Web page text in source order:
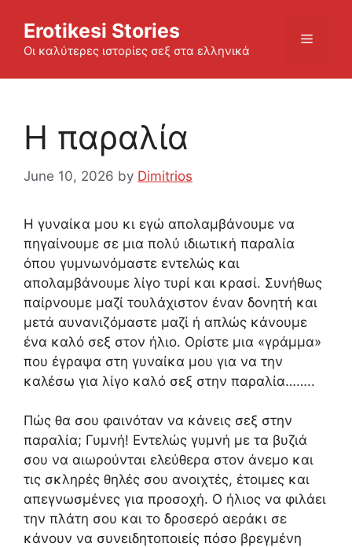
content
Erotikesi Stories
Οι καλύτερες ιστορίες σεξ στα ελληνικά
Menu
Η παραλία
June 10, 2026 by Dimitrios
Η γυναίκα μου κι εγώ απολαμβάνουμε να
πηγαίνουμε σε μια πολύ ιδιωτική παραλία
όπου γυμνωνόμαστε εντελώς και
απολαμβάνουμε λίγο τυρί και κρασί. Συνήθως
παίρνουμε μαζί τουλάχιστον έναν δονητή και
μετά αυνανιζόμαστε μαζί ή απλώς κάνουμε
ένα καλό σεξ στον ήλιο. Ορίστε μια «γράμμα»
που έγραψα στη γυναίκα μου για να την
καλέσω για λίγο καλό σεξ στην παραλία……..
Πώς θα σου φαινόταν να κάνεις σεξ στην
παραλία; Γυμνή! Εντελώς γυμνή με τα βυζιά
σου να αιωρούνται ελεύθερα στον άνεμο και
τις σκληρές θηλές σου ανοιχτές, έτοιμες και
απεγνωσμένες για προσοχή. Ο ήλιος να φιλάει
την πλάτη σου και το δροσερό αεράκι σε
κάνουν να συνειδητοποιείς πόσο βρεγμένη